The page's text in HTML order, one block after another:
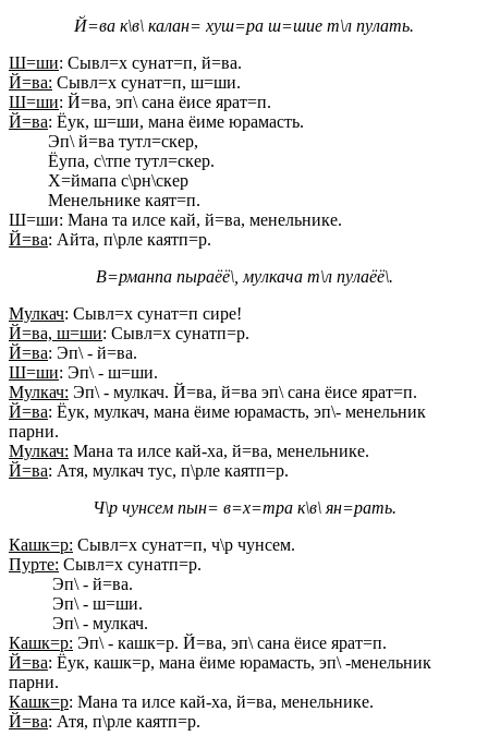
Й=ва к\в\ калан= хуш=ра ш=шие т\л пулать.
Ш=ши: Сывл=х сунат=п, й=ва.
Й=ва: Сывл=х сунат=п, ш=ши.
Ш=ши: Й=ва, эп\ сана ёисе ярат=п.
Й=ва: Ёук, ш=ши, мана ёиме юрамасть.
Эп\ й=ва тутл=скер,
Ёупа, с\тпе тутл=скер.
Х=ймапа с\рн\скер
Менельнике каят=п.
Ш=ши: Мана та илсе кай, й=ва, менельнике.
Й=ва: Айта, п\рле каятп=р.
В=рманпа пыраёё\, мулкача т\л пулаёё\.
Мулкач: Сывл=х сунат=п сире!
Й=ва, ш=ши: Сывл=х сунатп=р.
Й=ва: Эп\ - й=ва.
Ш=ши: Эп\ - ш=ши.
Мулкач: Эп\ - мулкач. Й=ва, й=ва эп\ сана ёисе ярат=п.
Й=ва: Ёук, мулкач, мана ёиме юрамасть, эп\- менельник
парни.
Мулкач: Мана та илсе кай-ха, й=ва, менельнике.
Й=ва: Атя, мулкач тус, п\рле каятп=р.
Ч\р чунсем пын= в=х=тра к\в\ ян=рать.
Кашк=р: Сывл=х сунат=п, ч\р чунсем.
Пурте: Сывл=х сунатп=р.
Эп\ - й=ва.
Эп\ - ш=ши.
Эп\ - мулкач.
Кашк=р: Эп\ - кашк=р. Й=ва, эп\ сана ёисе ярат=п.
Й=ва: Ёук, кашк=р, мана ёиме юрамасть, эп\ -менельник
парни.
Кашк=р: Мана та илсе кай-ха, й=ва, менельнике.
Й=ва: Атя, п\рле каятп=р.